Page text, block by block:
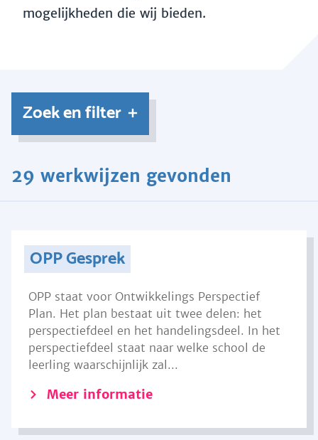
mogelijkheden die wij bieden.
Zoek en filter
29 werkwijzen gevonden
OPP Gesprek
OPP staat voor Ontwikkelings Perspectief
Plan. Het plan bestaat uit twee delen: het
perspectiefdeel en het handelingsdeel. In het
perspectiefdeel staat naar welke school de
leerling waarschijnlijk zal...
Meer informatie